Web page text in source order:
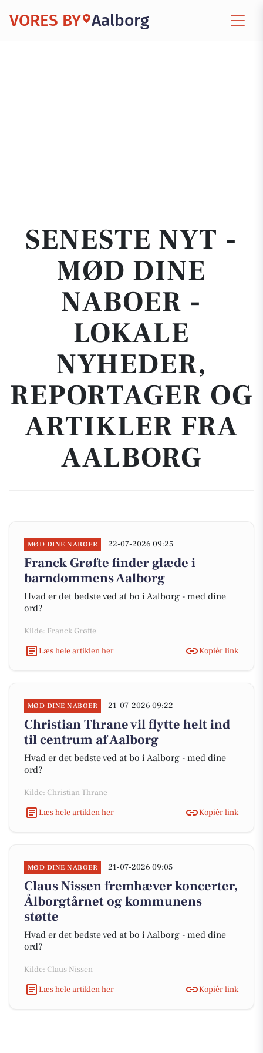
VORES BY Aalborg
SENESTE NYT -
MØD DINE
NABOER -
LOKALE
NYHEDER,
REPORTAGER OG
ARTIKLER FRA
AALBORG
MØD DINE NABOER 22-07-2026 09:25
Franck Grøfte finder glæde i
barndommens Aalborg
Hvad er det bedste ved at bo i Aalborg - med dine
ord?
Kilde: Franck Grøfte
Læs hele artiklen her
Kopiér link
MØD DINE NABOER 21-07-2026 09:22
Christian Thrane vil flytte helt ind
til centrum af Aalborg
Hvad er det bedste ved at bo i Aalborg - med dine
ord?
Kilde: Christian Thrane
Læs hele artiklen her
Kopiér link
MØD DINE NABOER 21-07-2026 09:05
Claus Nissen fremhæver koncerter,
Ålborgtårnet og kommunens
støtte
Hvad er det bedste ved at bo i Aalborg - med dine
ord?
Kilde: Claus Nissen
Læs hele artiklen her
Kopiér link